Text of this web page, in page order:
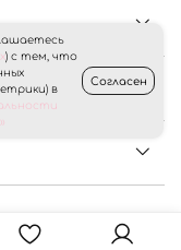
без
) с тем, что
в
Согласен